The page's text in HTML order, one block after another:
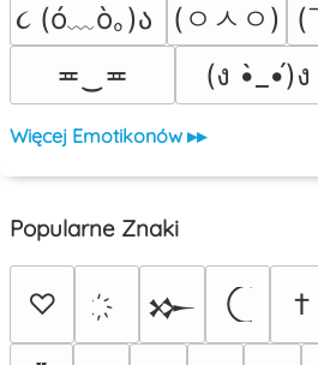
૮ (ó﹏ò｡)ა
(ㅇㅅㅇ) (
≖‿≖
(ง •̀_•́)ง
Więcej Emotikonów ▸▸
Popularne Znaki
♡ 𒁍 †